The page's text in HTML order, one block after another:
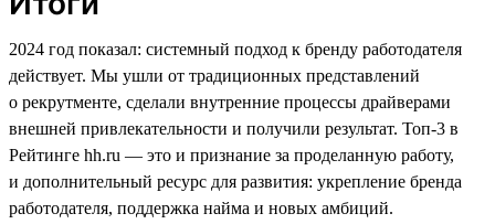
2024 год показал: системный подход к бренду работодателя
действует. Мы ушли от традиционных представлений
о рекрутменте, сделали внутренние процессы драйверами
внешней привлекательности и получили результат. Топ-3 в
Рейтинге hh.ru — это и признание за проделанную работу,
и дополнительный ресурс для развития: укрепление бренда
работодателя, поддержка найма и новых амбиций.